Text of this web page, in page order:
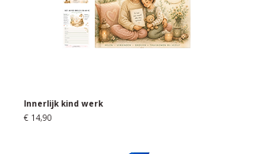
Innerlijk kind werk
Prijs
€ 14,90